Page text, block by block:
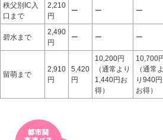
秩父別IC入
口まで
2,210
円
ー ー ー
碧水まで
2,490
円
ー ー ー
留萌まで
2,910
円
5,420
円
10,200円
（通常より
1,440円お
得）
10,700
（通常よ
り940円
お得）